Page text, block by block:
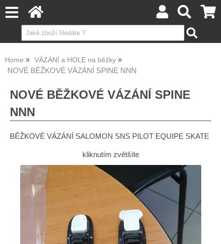
Home VÁZÁNÍ a HOLE na běžky
NOVÉ BĚŽKOVÉ VÁZÁNÍ SPINE NNN
NOVÉ BĚŽKOVÉ VÁZÁNÍ SPINE
NNN
BĚŽKOVÉ VÁZÁNÍ SALOMON SNS PILOT EQUIPE SKATE
kliknutím zvětšíte